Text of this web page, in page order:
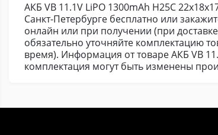
АКБ VB 11.1V LiPO 1300mAh H25C
Санкт-Петербурге бесплатно или
онлайн или при получении (при
обязательно уточняйте комплектацию
время). Информация от товаре АКБ VB
комплектация могут быть изменены